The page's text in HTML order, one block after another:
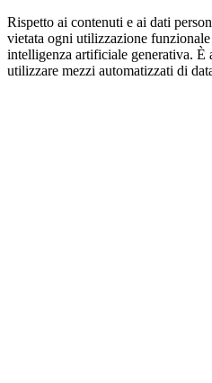
Rispetto ai contenuti e ai dati
vietata ogni utilizzazione
intelligenza artificiale generativa. È
utilizzare mezzi automatizzati di